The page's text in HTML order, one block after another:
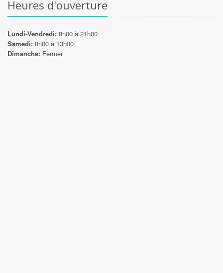
Heures d'ouverture
Lundi-Vendredi: 8h00 à 21h00
Samedi: 8h00 à 13h00
Dimanche: Fermer